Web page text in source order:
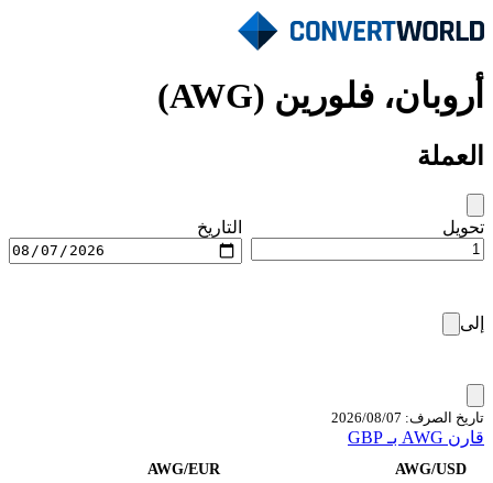
أروبان، فلورين (AWG)
العملة
تحويل التاريخ
إلى
تاريخ الصرف: 07‏/08‏/2026
قارن AWG بـ GBP
AWG/USD
AWG/EUR